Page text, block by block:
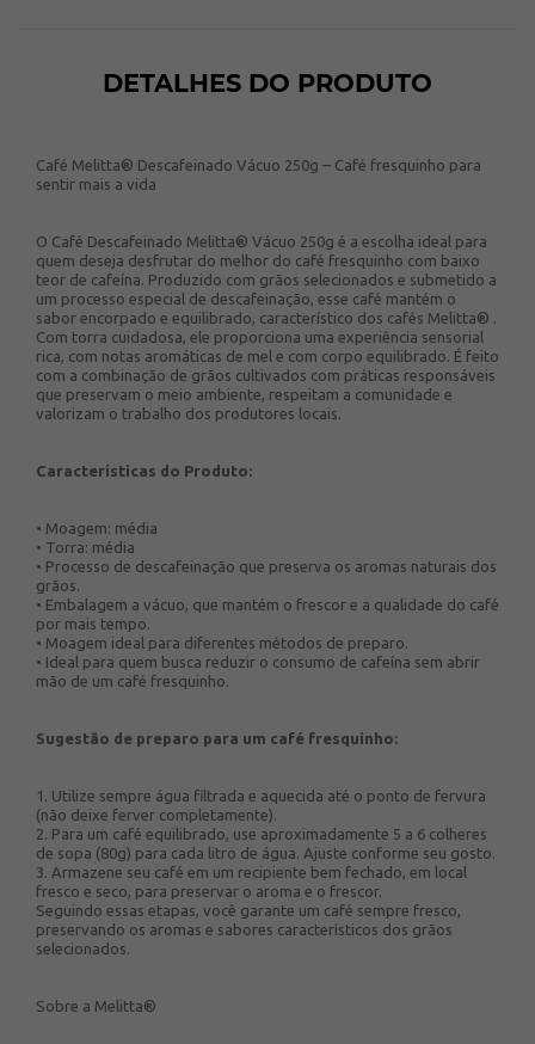
DETALHES DO PRODUTO
Café Melitta® Descafeinado Vácuo 250g – Café fresquinho para
sentir mais a vida
O Café Descafeinado Melitta® Vácuo 250g é a escolha ideal para
quem deseja desfrutar do melhor do café fresquinho com baixo
teor de cafeína. Produzido com grãos selecionados e submetido a
um processo especial de descafeinação, esse café mantém o
sabor encorpado e equilibrado, característico dos cafés Melitta® .
Com torra cuidadosa, ele proporciona uma experiência sensorial
rica, com notas aromáticas de mel e com corpo equilibrado. É feito
com a combinação de grãos cultivados com práticas responsáveis
que preservam o meio ambiente, respeitam a comunidade e
valorizam o trabalho dos produtores locais.
Características do Produto:
• Moagem: média
• Torra: média
• Processo de descafeinação que preserva os aromas naturais dos
grãos.
• Embalagem a vácuo, que mantém o frescor e a qualidade do café
por mais tempo.
• Moagem ideal para diferentes métodos de preparo.
• Ideal para quem busca reduzir o consumo de cafeína sem abrir
mão de um café fresquinho.
Sugestão de preparo para um café fresquinho:
1. Utilize sempre água filtrada e aquecida até o ponto de fervura
(não deixe ferver completamente).
2. Para um café equilibrado, use aproximadamente 5 a 6 colheres
de sopa (80g) para cada litro de água. Ajuste conforme seu gosto.
3. Armazene seu café em um recipiente bem fechado, em local
fresco e seco, para preservar o aroma e o frescor.
Seguindo essas etapas, você garante um café sempre fresco,
preservando os aromas e sabores característicos dos grãos
selecionados.
Sobre a Melitta®